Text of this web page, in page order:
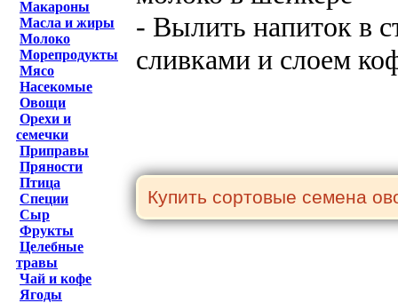
Макароны
Масла и жиры
Молоко
Морепродукты
Мясо
Насекомые
Овощи
Орехи и
семечки
Приправы
Пряности
Птица
Специи
Сыр
Фрукты
Целебные
травы
Чай и кофе
Ягоды
- Вылить напиток в
сливками и слоем